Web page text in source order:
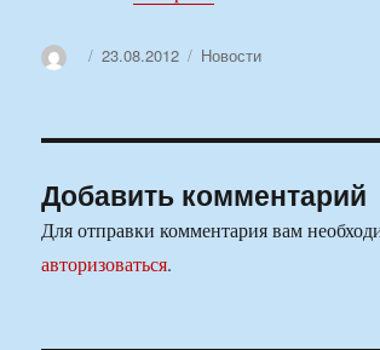
АвторОпубликовано
23.08.2012 Рубрики
Новости
Добавить комментарий
Для отправки комментария вам
авторизоваться.